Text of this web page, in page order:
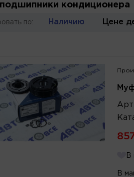
кондиционера
по: Наличию Цене
В
В